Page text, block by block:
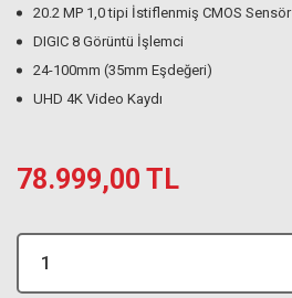
20.2 MP 1,0 tipi İstiflenmiş CMOS Sensör
DIGIC 8 Görüntü İşlemci
24-100mm (35mm Eşdeğeri)
UHD 4K Video Kaydı
78.999,00 TL